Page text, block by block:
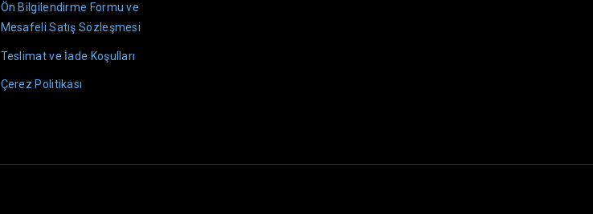
Ön Bilgilendirme Formu ve
Mesafeli Satış Sözleşmesi
Teslimat ve İade Koşulları
Çerez Politikası